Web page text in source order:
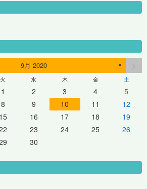
9月 2020 ▼
火 水 木 金 土
1 2 3 4
5
8 9 10 11
12
15 16 17 18
19
23 24 25
26
30